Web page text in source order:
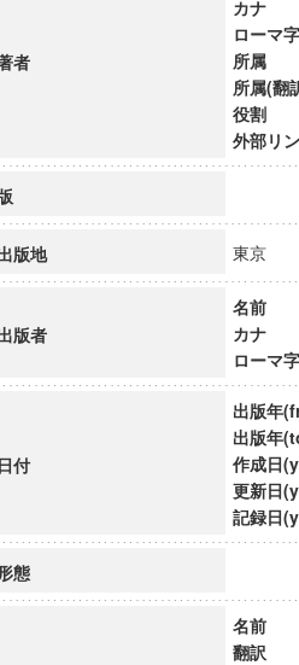
ム市民社会ガバナンス教育研究セン
ム論理と感性の先端的教育研究拠点
「超成熟社会発展のサイエンス」
者
カナ
ローマ字
所属
所属(翻
役割
外部リ
版地 東京
版者
名前
カナ
ローマ字
日付
出版年
出版年
作成日
更新日
記録日
態
名前
翻訳